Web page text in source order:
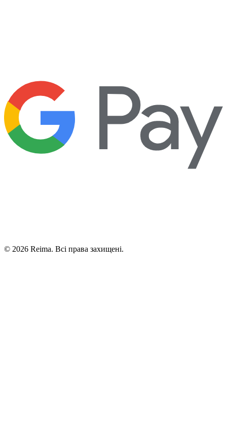
© 2026 Reima. Всі права захищені.